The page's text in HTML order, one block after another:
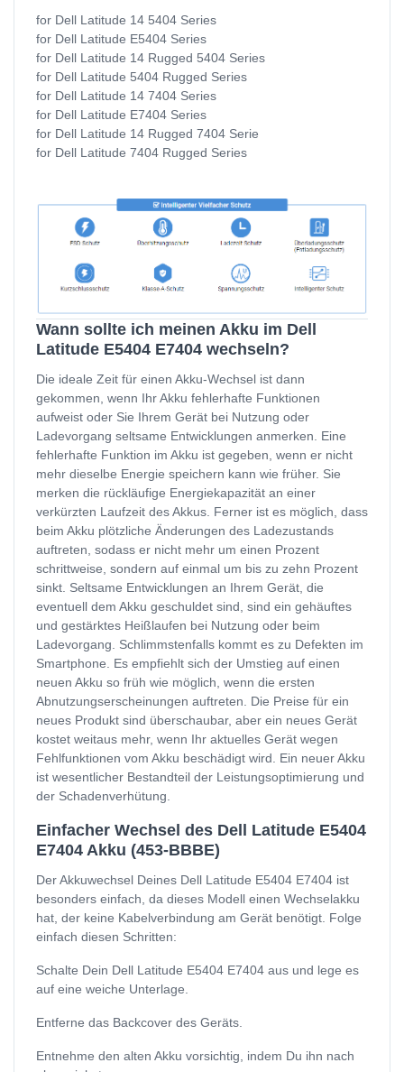
for Dell Latitude 14 5404 Series
for Dell Latitude E5404 Series
for Dell Latitude 14 Rugged 5404 Series
for Dell Latitude 5404 Rugged Series
for Dell Latitude 14 7404 Series
for Dell Latitude E7404 Series
for Dell Latitude 14 Rugged 7404 Serie
for Dell Latitude 7404 Rugged Series
Wann sollte ich meinen Akku im Dell
Latitude E5404 E7404 wechseln?
Die ideale Zeit für einen Akku-Wechsel ist dann
gekommen, wenn Ihr Akku fehlerhafte Funktionen
aufweist oder Sie Ihrem Gerät bei Nutzung oder
Ladevorgang seltsame Entwicklungen anmerken. Eine
fehlerhafte Funktion im Akku ist gegeben, wenn er nicht
mehr dieselbe Energie speichern kann wie früher. Sie
merken die rückläufige Energiekapazität an einer
verkürzten Laufzeit des Akkus. Ferner ist es möglich, dass
beim Akku plötzliche Änderungen des Ladezustands
auftreten, sodass er nicht mehr um einen Prozent
schrittweise, sondern auf einmal um bis zu zehn Prozent
sinkt. Seltsame Entwicklungen an Ihrem Gerät, die
eventuell dem Akku geschuldet sind, sind ein gehäuftes
und gestärktes Heißlaufen bei Nutzung oder beim
Ladevorgang. Schlimmstenfalls kommt es zu Defekten im
Smartphone. Es empfiehlt sich der Umstieg auf einen
neuen Akku so früh wie möglich, wenn die ersten
Abnutzungserscheinungen auftreten. Die Preise für ein
neues Produkt sind überschaubar, aber ein neues Gerät
kostet weitaus mehr, wenn Ihr aktuelles Gerät wegen
Fehlfunktionen vom Akku beschädigt wird. Ein neuer Akku
ist wesentlicher Bestandteil der Leistungsoptimierung und
der Schadenverhütung.
Einfacher Wechsel des Dell Latitude E5404
E7404 Akku (453-BBBE)
Der Akkuwechsel Deines Dell Latitude E5404 E7404 ist
besonders einfach, da dieses Modell einen Wechselakku
hat, der keine Kabelverbindung am Gerät benötigt. Folge
einfach diesen Schritten:
Schalte Dein Dell Latitude E5404 E7404 aus und lege es
auf eine weiche Unterlage.
Entferne das Backcover des Geräts.
Entnehme den alten Akku vorsichtig, indem Du ihn nach